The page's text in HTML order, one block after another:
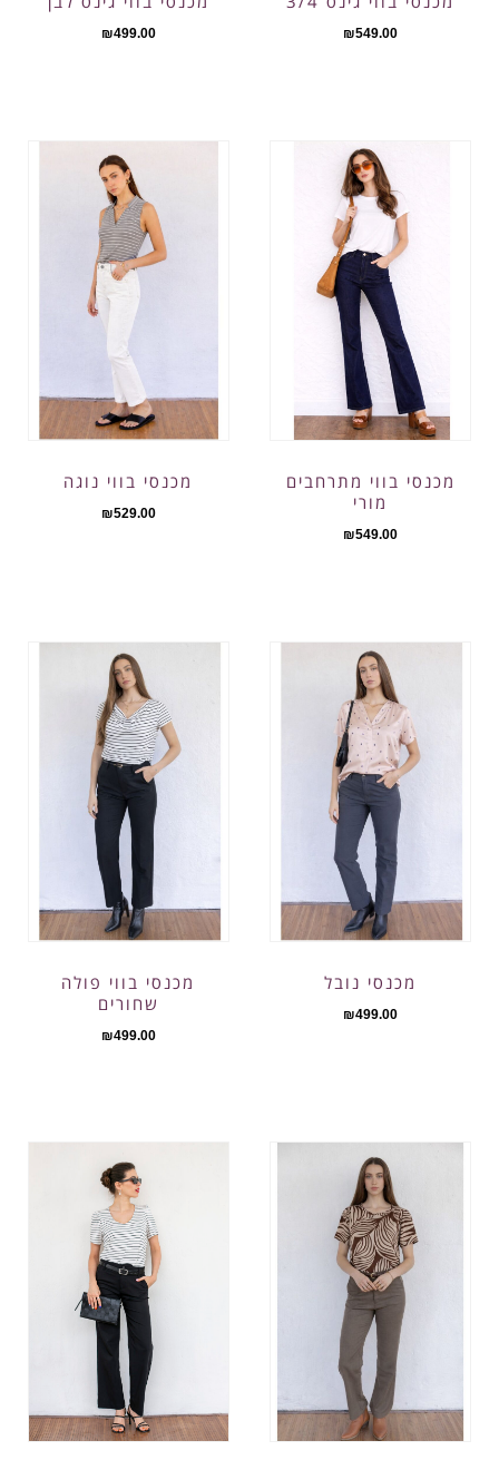
₪549.00
₪499.00
מכנסי בווי מתרחבים
מורי
₪549.00
מכנסי בווי נוגה
₪529.00
מכנסי נובל
₪499.00
מכנסי בווי פולה
שחורים
₪499.00